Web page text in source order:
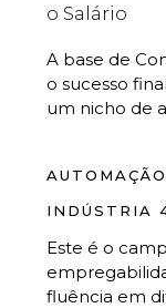
o Salário
A base de
o sucesso
um nicho de
INDÚSTRIA
Este é o
fluência em